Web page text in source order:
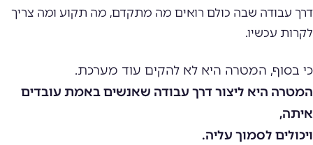
דרך עבודה שבה כולם רואים מה מתקדם, מה תקוע ומה צריך
לקרות עכשיו.
כי בסוף, המטרה היא לא להקים עוד מערכת.
המטרה היא ליצור דרך עבודה שאנשים באמת עובדים
איתה,
ויכולים לסמוך עליה.